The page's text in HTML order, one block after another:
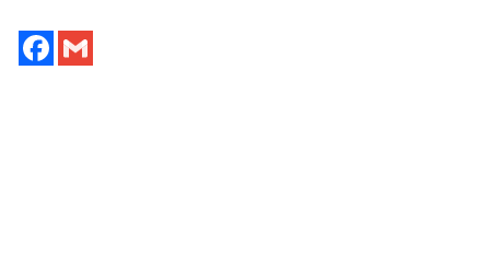
Facebook